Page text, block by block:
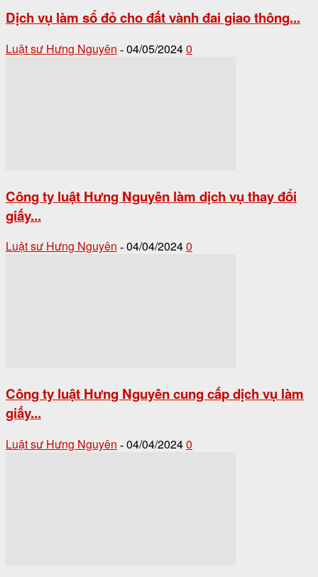
Dịch vụ làm sổ đỏ cho đất vành đai giao thông...
Luật sư Hưng Nguyên - 04/05/20240
Công ty luật Hưng Nguyên làm dịch vụ thay đổi
giấy...
Luật sư Hưng Nguyên - 04/04/20240
Công ty luật Hưng Nguyên cung cấp dịch vụ làm
giấy...
Luật sư Hưng Nguyên - 04/04/20240